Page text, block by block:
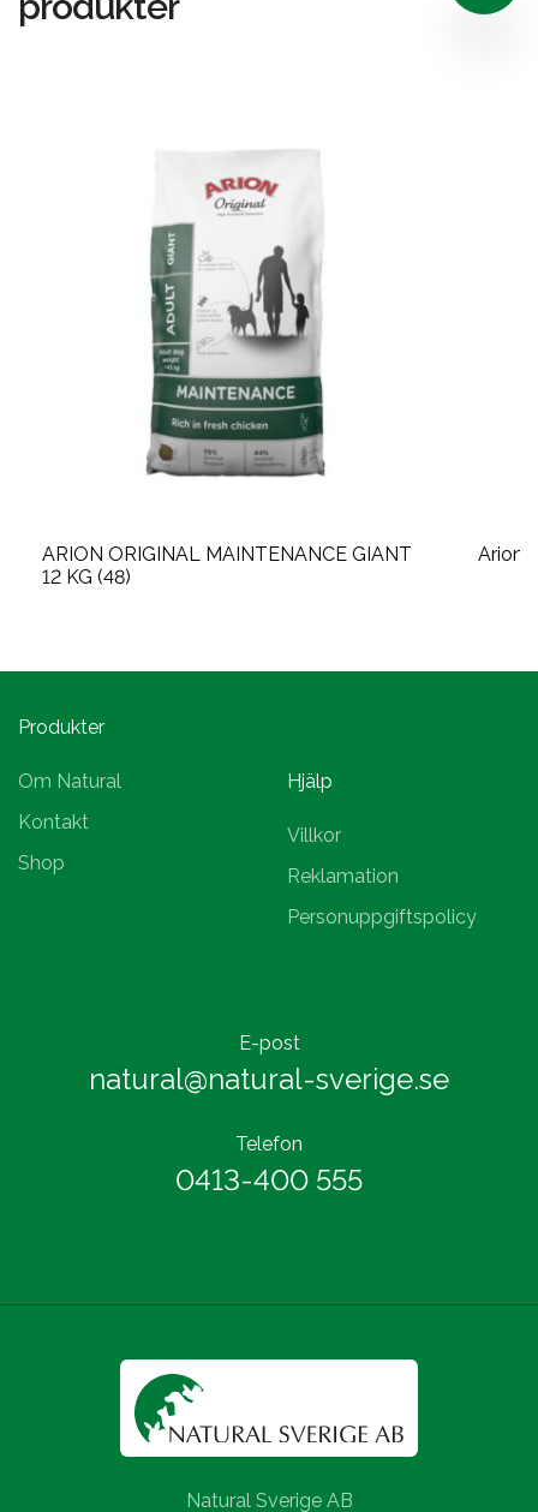
ARION ORIGINAL MAINTENANCE GIANT
12 KG (48)
Arion
Produkter
Om Natural
Kontakt
Shop
Hjälp
Villkor
Reklamation
Personuppgiftspolicy
E-post
natural@natural-sverige.se
Telefon
0413-400 555
Natural Sverige AB